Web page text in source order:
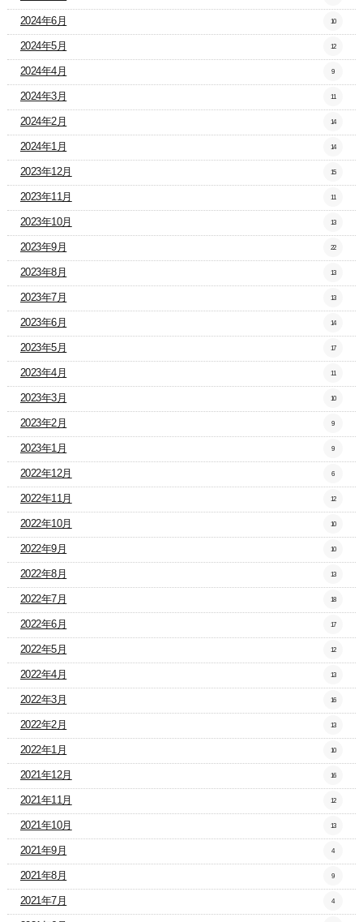
2024年6月 10
2024年5月 12
2024年4月 9
2024年3月 11
2024年2月 14
2024年1月 14
2023年12月 15
2023年11月 11
2023年10月 13
2023年9月 22
2023年8月 13
2023年7月 13
2023年6月 14
2023年5月 17
2023年4月 11
2023年3月 10
2023年2月 9
2023年1月 9
2022年12月 6
2022年11月 12
2022年10月 10
2022年9月 10
2022年8月 13
2022年7月 18
2022年6月 17
2022年5月 12
2022年4月 13
2022年3月 16
2022年2月 13
2022年1月 10
2021年12月 16
2021年11月 12
2021年10月 13
2021年9月 4
2021年8月 9
2021年7月 4